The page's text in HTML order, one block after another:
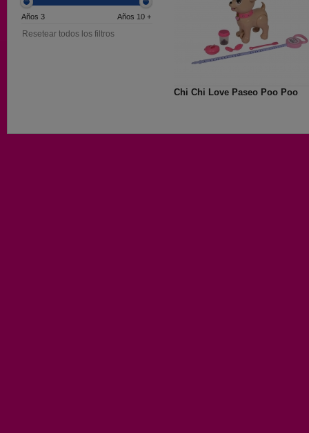
Años 3 Años 10 +
Resetear todos los filtros
Chi Chi Love Paseo Poo Poo